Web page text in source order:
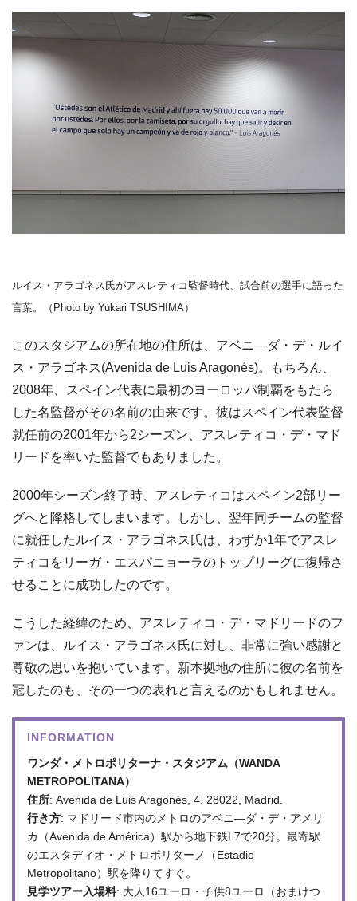
ルイス・アラゴネス氏がアスレティコ監督時代、試合前の選手に語った
言葉。（Photo by Yukari TSUSHIMA）
このスタジアムの所在地の住所は、アベニ―ダ・デ・ルイ
ス・アラゴネス(Avenida de Luis Aragonés)。もちろん、
2008年、スペイン代表に最初のヨーロッパ制覇をもたら
した名監督がその名前の由来です。彼はスペイン代表監督
就任前の2001年から2シーズン、アスレティコ・デ・マド
リードを率いた監督でもありました。
2000年シーズン終了時、アスレティコはスペイン2部リー
グへと降格してしまいます。しかし、翌年同チームの監督
に就任したルイス・アラゴネス氏は、わずか1年でアスレ
ティコをリーガ・エスパニョーラのトップリーグに復帰さ
せることに成功したのです。
こうした経緯のため、アスレティコ・デ・マドリードのフ
ァンは、ルイス・アラゴネス氏に対し、非常に強い感謝と
尊敬の思いを抱いています。新本拠地の住所に彼の名前を
冠したのも、その一つの表れと言えるのかもしれません。
INFORMATION
ワンダ・メトロポリターナ・スタジアム（WANDA
METROPOLITANA）
住所: Avenida de Luis Aragonés, 4. 28022, Madrid.
行き方: マドリード市内のメトロのアベニ―ダ・デ・アメリ
カ（Avenida de América）駅から地下鉄L7で20分。最寄駅
のエスタディオ・メトロポリターノ（Estadio
Metropolitano）駅を降りてすぐ。
見学ツアー入場料: 大人16ユーロ・子供8ユーロ（おまけつ